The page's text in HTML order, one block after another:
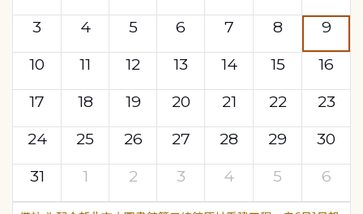
3
4 5 6 7 8
9
10
11 12 13 14 15
16
17
18 19 20 21 22
23
24
25 26 27 28 29
30
31
1 2 3 4 5 6